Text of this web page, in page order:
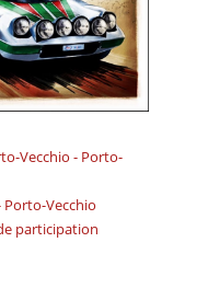
Vecchio - Porto-
Vecchio
participation